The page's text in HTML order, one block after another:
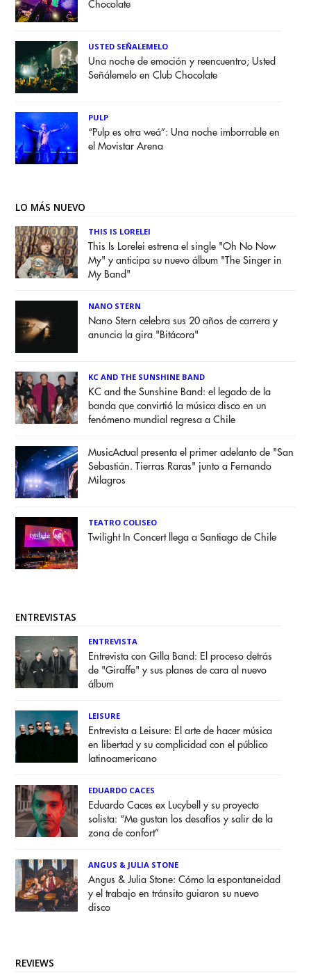
Chocolate
USTED SEÑALEMELO
Una noche de emoción y reencuentro; Usted
Señálemelo en Club Chocolate
PULP
“Pulp es otra weá”: Una noche imborrable en
el Movistar Arena
LO MÁS NUEVO
THIS IS LORELEI
This Is Lorelei estrena el single "Oh No Now
My" y anticipa su nuevo álbum "The Singer in
My Band"
NANO STERN
Nano Stern celebra sus 20 años de carrera y
anuncia la gira "Bitácora"
KC AND THE SUNSHINE BAND
KC and the Sunshine Band: el legado de la
banda que convirtió la música disco en un
fenómeno mundial regresa a Chile
MusicActual presenta el primer adelanto de "San
Sebastián. Tierras Raras" junto a Fernando
Milagros
TEATRO COLISEO
Twilight In Concert llega a Santiago de Chile
ENTREVISTAS
ENTREVISTA
Entrevista con Gilla Band: El proceso detrás
de "Giraffe" y sus planes de cara al nuevo
álbum
LEISURE
Entrevista a Leisure: El arte de hacer música
en libertad y su complicidad con el público
latinoamericano
EDUARDO CACES
Eduardo Caces ex Lucybell y su proyecto
solista: “Me gustan los desafíos y salir de la
zona de confort”
ANGUS & JULIA STONE
Angus & Julia Stone: Cómo la espontaneidad
y el trabajo en tránsito guiaron su nuevo
disco
REVIEWS